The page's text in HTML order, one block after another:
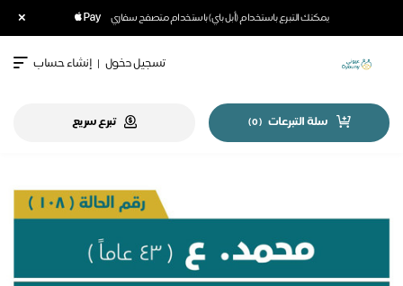
يمكنك التبرع باستخدام (أبل باي) باستخدام متصفح سفاري ×
تسجيل دخول | إنشاء حساب
سلة التبرعات (
0
) تبرع سريع